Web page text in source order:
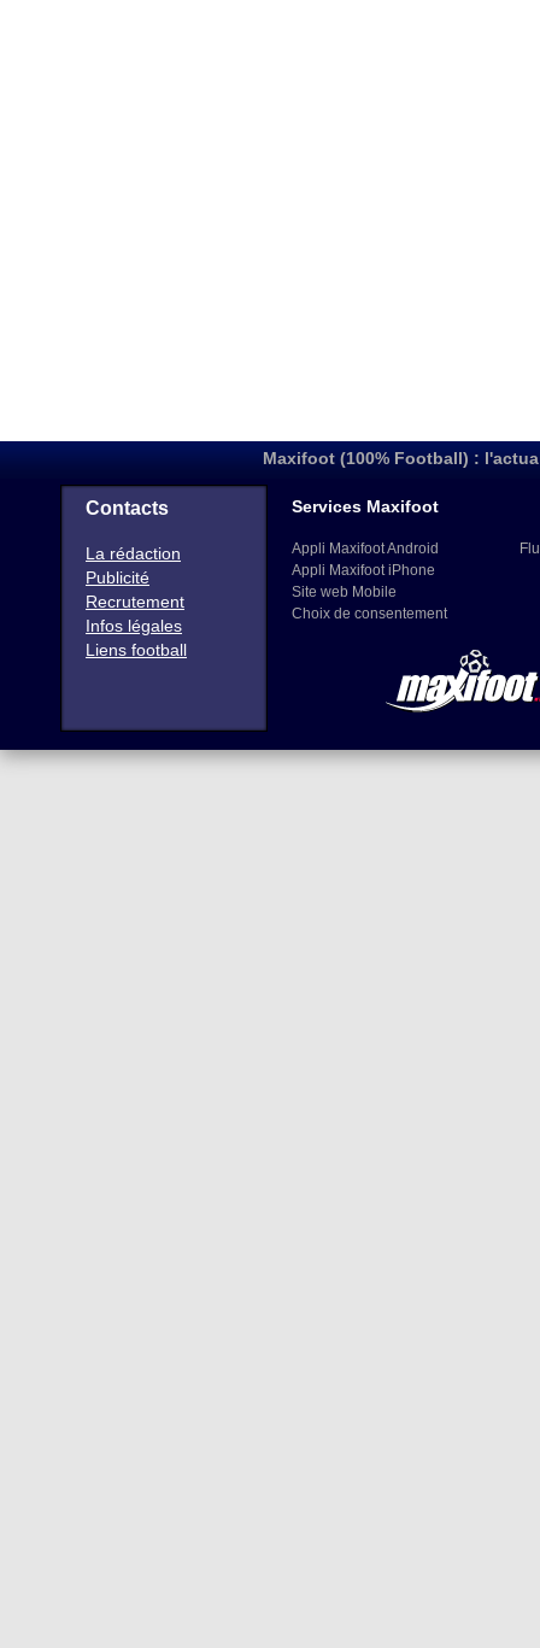
Maxifoot (100% Football) :
Contacts
La rédaction
Publicité
Recrutement
Infos légales
Liens football
Services Maxifoot
Appli Maxifoot Android
Appli Maxifoot iPhone
Site web Mobile
Choix de consentement